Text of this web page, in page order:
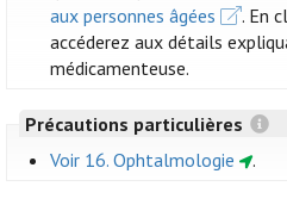
aux personnes âgées
. En
accéderez aux détails
médicamenteuse.
Précautions particulières
Voir 16. Ophtalmologie
.